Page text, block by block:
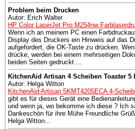
Problem beim Drucken
Autor: Erich Walter
HP Color LaserJet Pro M254nw
Wenn ich an meinem PC einen
Display des Druckers ein Hinweis auf das
aufgefordert, die OK-Taste zu drücken.
drücke, werden bei einem mehrseitigen
beiden Seiten gedruckt....
KitchenAid Artisan 4 Scheiben Toaster 5
Autor: Helga Witton
KitchenAid Artisan 5KMT4205ECA 4-
gibt es für dieses Gerät eine
und wenn ja, wo bekomme ich diese ? Ich
Dankeschön für ihre Mühe Freundliche
Helga Witton...